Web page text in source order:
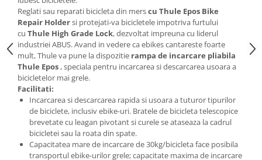
Piese schimbătoare
Șei
Tije sa
Tije telescopice
Coliere tije șa
Manete tije telescopice
Piese tije sa
Tije fixe
Tubeless și soluții anti-pană
Amortizoare spate
Reglati sau reparati bicicleta din merscu Thule Epos Bike
Repair Holdersi protejati-va bicicletele impotriva furtului
cu Thule High Grade Lock, dezvoltat impreuna cu liderul
industriei ABUS. Avand in vedere ca ebikes cantareste foarte
mult, Thule va pune la dispozitie rampa de incarcare pliabila
Thule Epos , speciala pentru incarcarea si descarcarea usoara a
bicicletelor mai grele.
Facilitati:
Incarcarea si descarcarea rapida si usoara a tuturor tipurilor
de biciclete, inclusiv ebike-uri. Bratele de bicicleta telescopice
brevetate cu leagan pivotant si curele se ataseaza la cadrul
bicicletei sau la roata din spate.
Capacitatea mare de incarcare de 30kg/bicicleta face posibila
transportul ebike-urilor grele; capacitate maxima de incarcare